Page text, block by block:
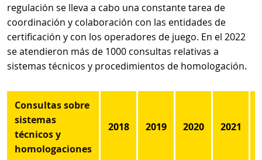
regulación se lleva a cabo una constante tarea de
coordinación y colaboración con las entidades de
certificación y con los operadores de juego. En el 2022
se atendieron más de 1000 consultas relativas a
sistemas técnicos y procedimientos de homologación.
Consultas sobre
sistemas
técnicos y
homologaciones
2018 2019 2020 2021